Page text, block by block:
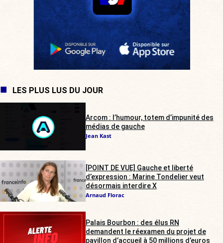
LES PLUS LUS DU JOUR
Arcom : l’humour, totem d’impunité des
médias de gauche
Jean Kast
[POINT DE VUE] Gauche et liberté
d’expression : Marine Tondelier veut
désormais interdire X
Arnaud Florac
Palais Bourbon : des élus RN
demandent le réexamen du projet de
pavillon d’accueil à 50 millions d’euros